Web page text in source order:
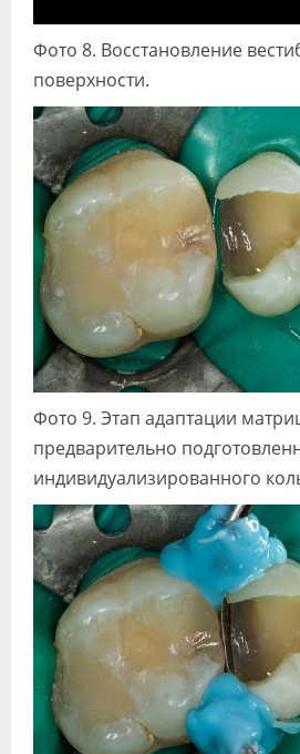
Фото 8. Восстановление
поверхности.
Фото 9. Этап адаптации
предварительно
индивидуализированного